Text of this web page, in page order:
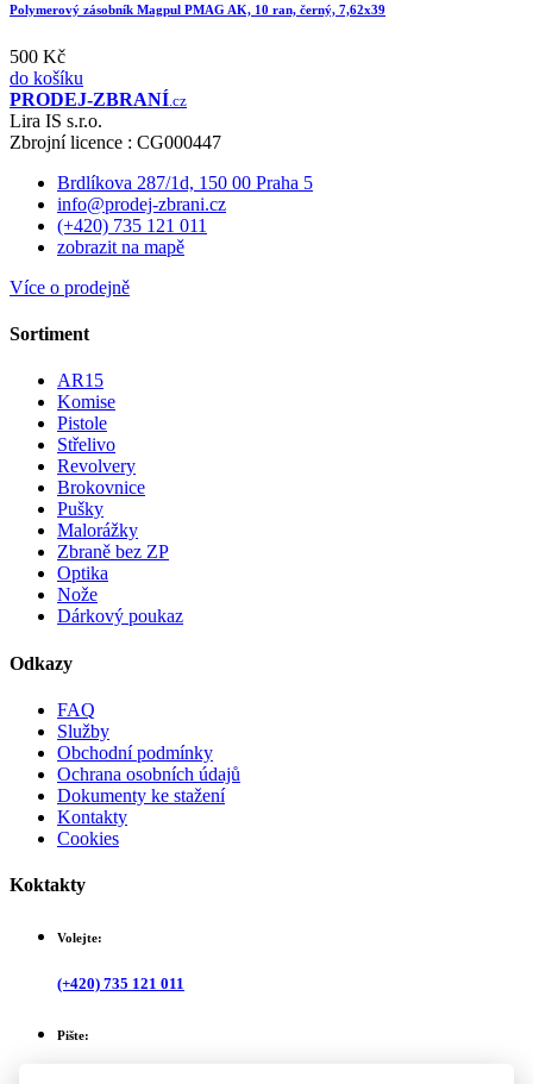
Polymerový zásobník Magpul PMAG AK, 10 ran, černý, 7,62x39
500 Kč
do košíku
PRODEJ-ZBRANÍ .cz
Lira IS s.r.o.
Zbrojní licence : CG000447
Brdlíkova 287/1d, 150 00 Praha 5
info@prodej-zbrani.cz
(+420) 735 121 011
zobrazit na mapě
Více o prodejně
Sortiment
AR15
Komise
Pistole
Střelivo
Revolvery
Brokovnice
Pušky
Malorážky
Zbraně bez ZP
Optika
Nože
Dárkový poukaz
Odkazy
FAQ
Služby
Obchodní podmínky
Ochrana osobních údajů
Dokumenty ke stažení
Kontakty
Cookies
Koktakty
Volejte:
(+420) 735 121 011
Pište: